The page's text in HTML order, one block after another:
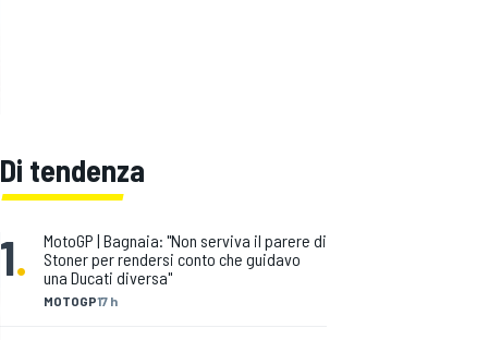
Di tendenza
1.
MOTOGP17 h
MotoGP | Bagnaia: "Non serviva il parere di
Stoner per rendersi conto che guidavo
una Ducati diversa"